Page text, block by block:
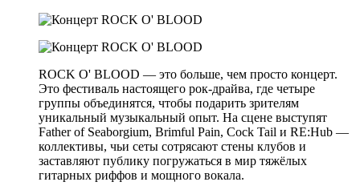
ROCK O' BLOOD — это больше, чем просто концерт.
Это фестиваль настоящего рок-драйва, где четыре
группы объединятся, чтобы подарить зрителям
уникальный музыкальный опыт. На сцене выступят
Father of Seaborgium, Brimful Pain, Cock Tail и RE:Hub —
коллективы, чьи сеты сотрясают стены клубов и
заставляют публику погружаться в мир тяжёлых
гитарных риффов и мощного вокала.